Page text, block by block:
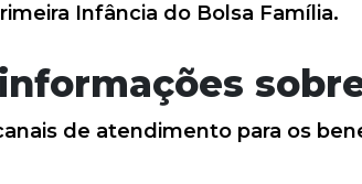
Infância do Bolsa Família.
de atendimento para os